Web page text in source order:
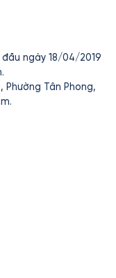
đầu ngày 18/04/2019
Phường Tân Phong,